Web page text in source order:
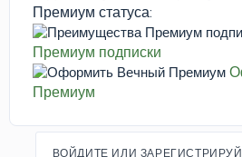
Премиум статуса:
Премиум подписки
Премиум
ВОЙДИТЕ ИЛИ